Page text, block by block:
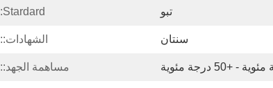
تبو Stardard:
سنتان الشهادات::
مساهمة الجهد::